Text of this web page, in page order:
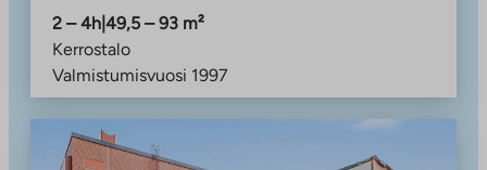
2 – 4h 49,5 – 93 m²
Kerrostalo
Valmistumisvuosi 1997